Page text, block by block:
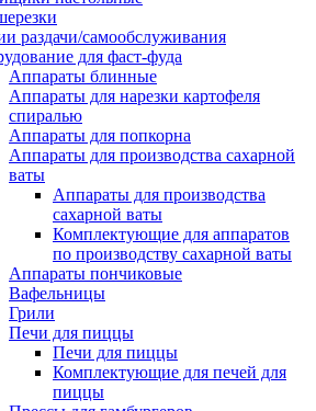
раздачи/самообслуживания
для фаст-фуда
Аппараты блинные
Аппараты для нарезки картофеля
спиралью
Аппараты для попкорна
Аппараты для производства сахарной
ваты
Аппараты для производства
сахарной ваты
Комплектующие для аппаратов
по производству сахарной ваты
Аппараты пончиковые
Вафельницы
Грили
Печи для пиццы
Печи для пиццы
Комплектующие для печей для
пиццы